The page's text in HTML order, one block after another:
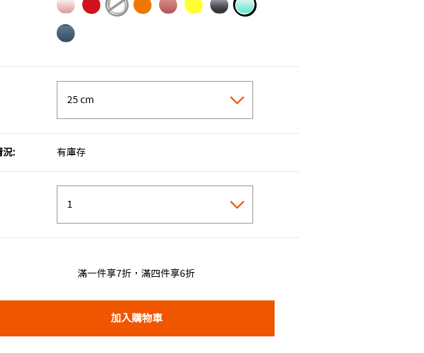
況: 有庫存
滿一件享7折，滿四件享6折
加入購物車